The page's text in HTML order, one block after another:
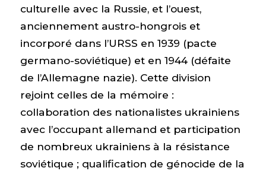
culturelle avec la Russie, et l’ouest,
anciennement austro-hongrois et
incorporé dans l’URSS en 1939 (pacte
germano-soviétique) et en 1944 (défaite
de l’Allemagne nazie). Cette division
rejoint celles de la mémoire :
collaboration des nationalistes ukrainiens
avec l’occupant allemand et participation
de nombreux ukrainiens à la résistance
soviétique ; qualification de génocide de la